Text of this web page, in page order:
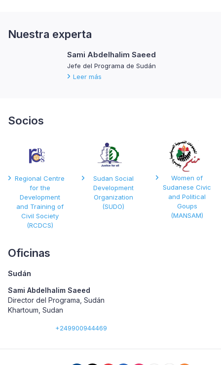
Nuestra experta
Sami Abdelhalim Saeed
Jefe del Programa de Sudán
Leer más
Socios
Regional Centre
for the
Development
and Training of
Civil Society
(RCDCS)
Sudan Social
Development
Organization
(SUDO)
Women of
Sudanese Civic
and Political
Goups
(MANSAM)
Oficinas
Sudán
Sami Abdelhalim Saeed
Director del Programa, Sudán
Khartoum, Sudan
+249900944469